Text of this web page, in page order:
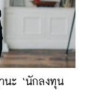
นะ ‘นักลงทุน